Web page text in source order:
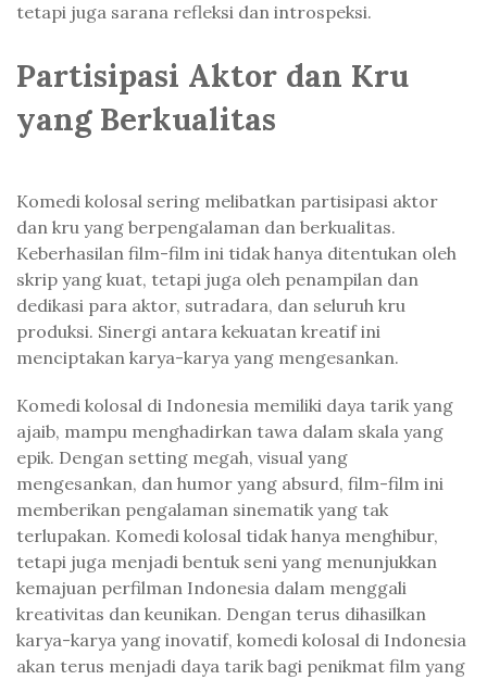
tetapi juga sarana refleksi dan introspeksi.
Partisipasi Aktor dan Kru
yang Berkualitas
Komedi kolosal sering melibatkan partisipasi aktor
dan kru yang berpengalaman dan berkualitas.
Keberhasilan film-film ini tidak hanya ditentukan oleh
skrip yang kuat, tetapi juga oleh penampilan dan
dedikasi para aktor, sutradara, dan seluruh kru
produksi. Sinergi antara kekuatan kreatif ini
menciptakan karya-karya yang mengesankan.
Komedi kolosal di Indonesia memiliki daya tarik yang
ajaib, mampu menghadirkan tawa dalam skala yang
epik. Dengan setting megah, visual yang
mengesankan, dan humor yang absurd, film-film ini
memberikan pengalaman sinematik yang tak
terlupakan. Komedi kolosal tidak hanya menghibur,
tetapi juga menjadi bentuk seni yang menunjukkan
kemajuan perfilman Indonesia dalam menggali
kreativitas dan keunikan. Dengan terus dihasilkan
karya-karya yang inovatif, komedi kolosal di Indonesia
akan terus menjadi daya tarik bagi penikmat film yang